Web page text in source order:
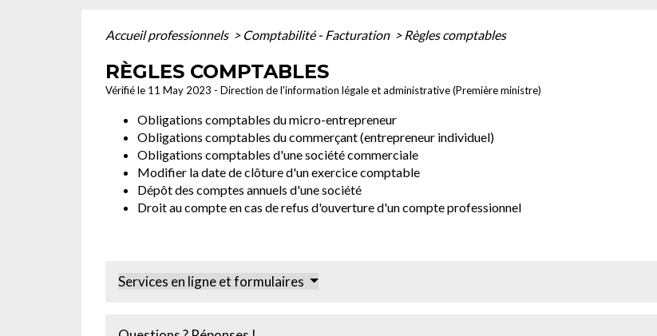
Accueil professionnels > Comptabilité - Facturation > Règles comptables
RÈGLES COMPTABLES
Vérifié le 11 May 2023 - Direction de l'information légale et administrative (Première ministre)
Obligations comptables du micro-entrepreneur
Obligations comptables du commerçant (entrepreneur individuel)
Obligations comptables d'une société commerciale
Modifier la date de clôture d'un exercice comptable
Dépôt des comptes annuels d'une société
Droit au compte en cas de refus d'ouverture d'un compte professionnel
Services en ligne et formulaires